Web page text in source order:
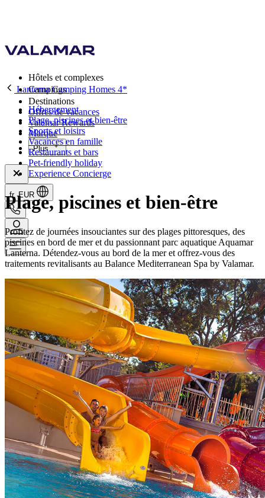
Hôtels et complexes
Campings
Destinations
Offres de vacances
Valamar Rewards
Marque
Plus
fr, EUR
Lanterna Camping Homes 4*
Hébergement
Plage, piscines et bien-être
Sports et loisirs
Vacances en famille
Restaurants et bars
Pet-friendly holiday
Experience Concierge
Plage, piscines et bien-être
Profitez de journées insouciantes sur des plages pittoresques, des
piscines en bord de mer et du passionnant parc aquatique Aquamar
Lanterna. Détendez-vous au bord de la mer et offrez-vous des
traitements revitalisants au Balance Mediterranean Spa by Valamar.